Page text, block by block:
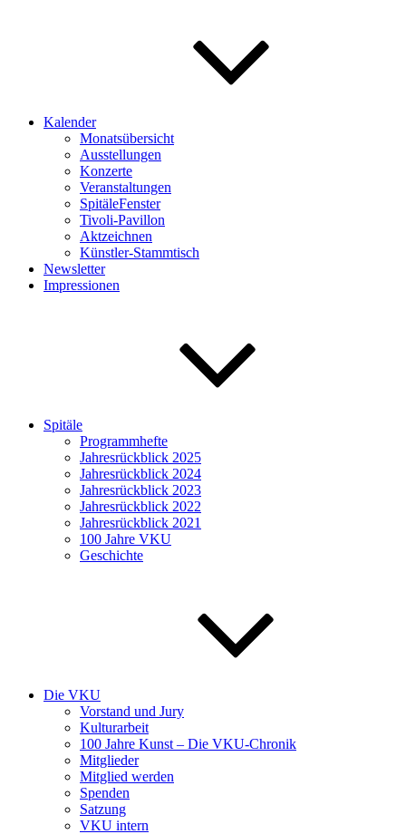
Kalender
Monatsübersicht
Ausstellungen
Konzerte
Veranstaltungen
SpitäleFenster
Tivoli-Pavillon
Aktzeichnen
Künstler-Stammtisch
Newsletter
Impressionen
Spitäle
Programmhefte
Jahresrückblick 2025
Jahresrückblick 2024
Jahresrückblick 2023
Jahresrückblick 2022
Jahresrückblick 2021
100 Jahre VKU
Geschichte
Die VKU
Vorstand und Jury
Kulturarbeit
100 Jahre Kunst – Die VKU-Chronik
Mitglieder
Mitglied werden
Spenden
Satzung
VKU intern